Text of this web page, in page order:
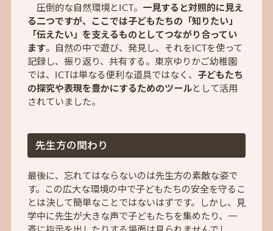
圧倒的な自然環境とICT。 一見すると対照的に見え
る二つですが、ここでは子どもたちの「知りたい」
「伝えたい」を支えるものとしてつながり合ってい
ます。自然の中で遊び、発見し、それをICTを使って
記録し、振り返り、共有する。東京ゆりかご幼稚園
では、ICTは単なる便利な道具ではなく、 子どもたち
の探究や表現を豊かにするためのツールとして活用
されていました。
先生方の関わり
最後に、忘れてはならないのは先生方の素敵な姿で
す。この広大な環境の中で子どもたちの安全を守るこ
とは決して簡単なことではないはずです。しかし、見
学中に先生が大きな声で子どもたちを集めたり、一